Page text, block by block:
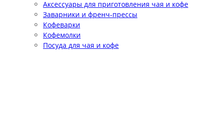
Аксессуары для приготовления чая и кофе
Заварники и френч-прессы
Кофеварки
Кофемолки
Посуда для чая и кофе